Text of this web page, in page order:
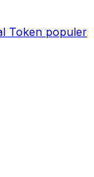
Token populer